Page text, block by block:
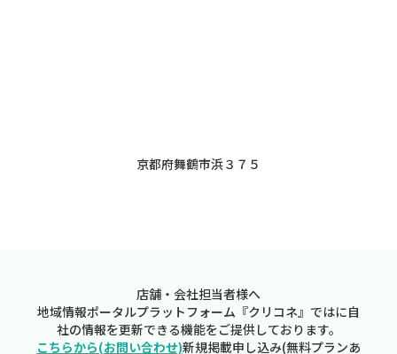
京都府舞鶴市浜３７５
店舗・会社担当者様へ
地域情報ポータルプラットフォーム『クリコネ』ではに自
社の情報を更新できる機能をご提供しております。
こちらから(お問い合わせ)新規掲載申し込み(無料プランあ